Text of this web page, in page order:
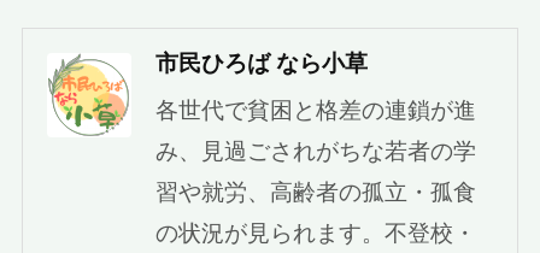
市民ひろば なら小草
各世代で貧困と格差の連鎖が進
み、見過ごされがちな若者の学
習や就労、高齢者の孤立・孤食
の状況が見られます。不登校・